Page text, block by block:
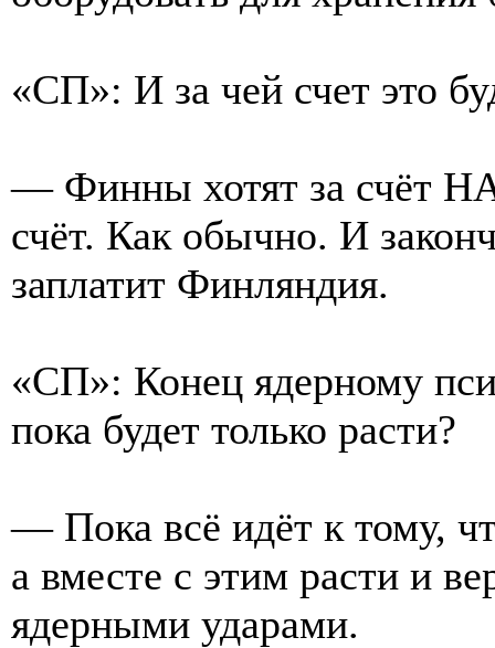
«СП»: И за чей счет это
— Финны хотят за счёт
счёт. Как обычно. И
заплатит Финляндия.
«СП»: Конец ядерному
пока будет только расти?
— Пока всё идёт к тому,
а вместе с этим расти и
ядерными ударами.